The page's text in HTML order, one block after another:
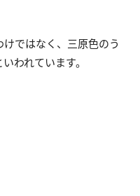
ではなく、三原色のう
われています。